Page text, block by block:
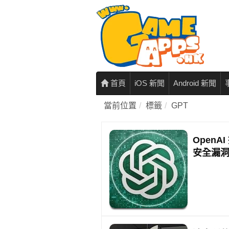
首頁 iOS 新聞 Android 新聞
當前位置 標籤 GPT
OpenAI
安全漏洞